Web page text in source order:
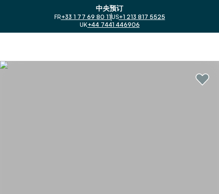
中央预订
FR+33 1 77 69 80 11US+1 213 817 5525
UK+44 7441 446906